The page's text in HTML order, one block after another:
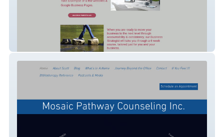
WINN Portfolio